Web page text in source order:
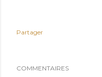
Partager
COMMENTAIRES